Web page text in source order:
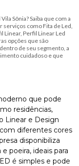
Sônia? Saiba que com a
serviços como Fita de Led,
Linear, Perfil Linear Led
opções que são
de seu segmento, a
cuidadoso e que
que pode
residências,
Linear e Design
diferentes cores
disponibiliza
poeira, ideais para
é simples e pode